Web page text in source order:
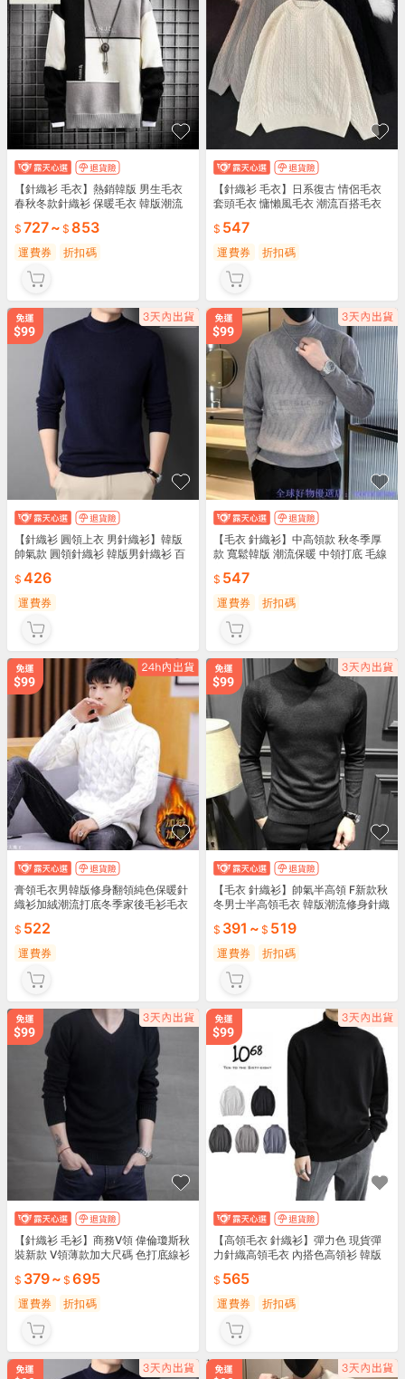
【針織衫 毛衣】熱銷韓版 男生毛衣
春秋冬款針織衫 保暖毛衣 韓版潮流
版設計 寬鬆舒適 秋冬穿搭 保暖打底
潮流帥氣 熱銷必備 🧶🔥
727~ 853
運費券 折扣碼
【針織衫 毛衣】日系復古 情侶毛衣
套頭毛衣 慵懶風毛衣 潮流百搭毛衣
可選 秋冬穿搭 情侶同款 慵懶時尚 🧶
🍂
547
運費券 折扣碼
【針織衫 圓領上衣 男針織衫】韓版
帥氣款 圓領針織衫 韓版男針織衫 百
織 舒適透氣 多色可選 時尚設計
426
運費券
【毛衣 針織衫】中高領款 秋冬季厚
款 寬鬆韓版 潮流保暖 中領打底 毛線
秋冬必備 🧶
547
運費券 折扣碼
膏領毛衣男韓版修身翻領純色保暖針
織衫加絨潮流打底冬季家後毛衫毛衣
男針織
522
運費券
【毛衣 針織衫】帥氣半高領 F新款秋
冬男士半高領毛衣 韓版潮流修身針織
搭必備
391 ~ 519
運費券 折扣碼
【針織衫 毛衫】商務V領 偉倫瓊斯秋
裝新款 V領薄款加大尺碼 色打底線衫
379~ 695
運費券 折扣碼
【高領毛衣 針織衫】彈力色 現貨彈
力針織高領毛衣 內搭色高領衫 韓版
必備565
運費券 折扣碼